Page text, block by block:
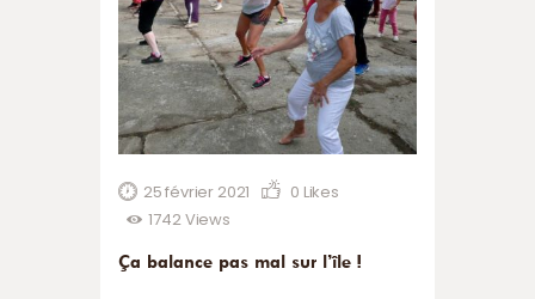
25 février 2021 0 Likes
1742Views
Ça balance pas mal sur l’île !